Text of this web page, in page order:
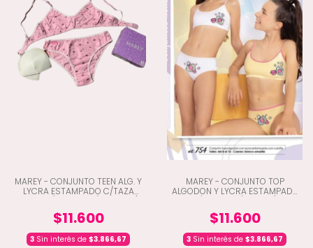
MAREY - CONJUNTO TEEN ALG. Y
LYCRA ESTAMPADO C/TAZA
$11.600
3 Sin interés de $3.866,67
MAREY - CONJUNTO TOP
ALGODON Y LYCRA ESTAMPADA
$11.600
3 Sin interés de $3.866,67